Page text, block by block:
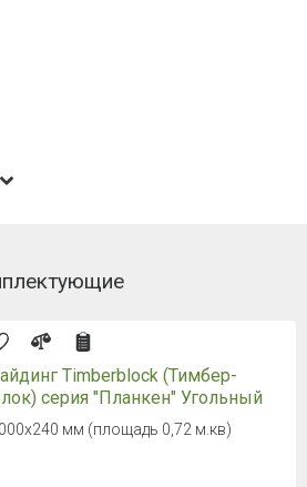
Timberblock (Тимбер-
серия "Планкен" Угольный
мм (площадь 0,72 м.кв)